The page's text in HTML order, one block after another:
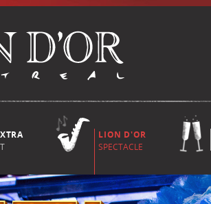
LION D'OR
SPECTACLE